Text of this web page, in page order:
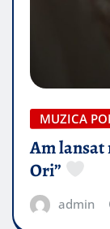
MUZICA
Am lansat
Ori”
admin